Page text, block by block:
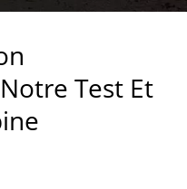
Test Et